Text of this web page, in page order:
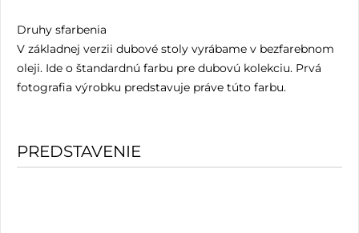
Druhy sfarbenia
V základnej verzii dubové stoly vyrábame v bezfarebnom
oleji. Ide o štandardnú farbu pre dubovú kolekciu. Prvá
fotografia výrobku predstavuje práve túto farbu.
PREDSTAVENIE